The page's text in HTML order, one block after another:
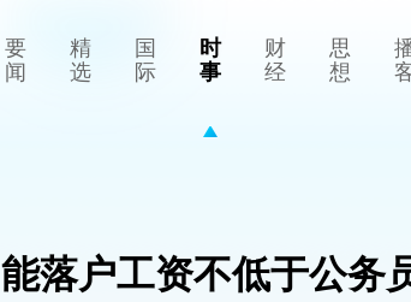
要
闻
精
选
国
际
时
事
财
经
思
想
能落户工资不低于公务